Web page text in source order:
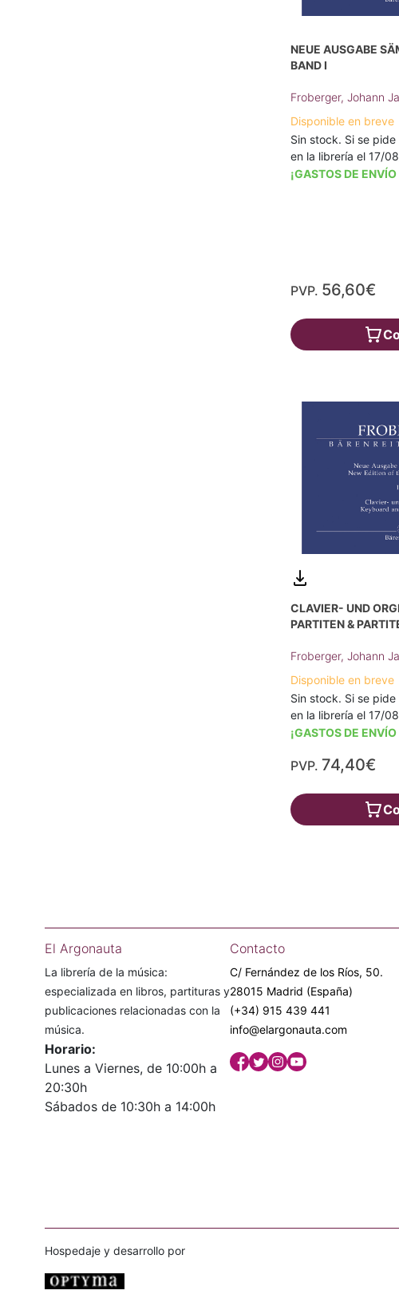
NEUE AUSGABE
BAND I
Froberger, Johann
Disponible en breve
Sin stock. Si se
en la librería el 17/
¡GASTOS DE
PVP. 56,60€
CLAVIER- UND
PARTITEN &
Froberger, Johann
Disponible en breve
Sin stock. Si se
en la librería el 17/
¡GASTOS DE
PVP. 74,40€
El Argonauta
La librería de la música:
especializada en libros, partituras y
publicaciones relacionadas con la
música.
Horario:
Lunes a Viernes, de 10:00h a
20:30h
Sábados de 10:30h a 14:00h
Contacto
C/ Fernández de los Ríos, 50.
28015 Madrid (España)
(+34) 915 439 441
info@elargonauta.com
Hospedaje y desarrollo por